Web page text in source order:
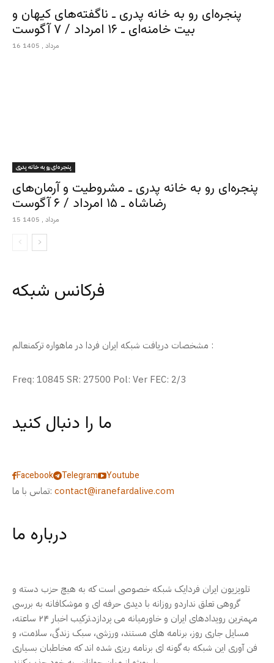
پنجره‌ای رو به خانه پدری ـ ناگفته‌های کیهان و
بیت خامنه‌ای ـ ۱۶ امرداد / ۷ آگوست
16 مرداد , 1405
پنجره‌ای رو به خانه پدری
پنجره‌ای رو به خانه پدری ـ مشروطیت و آرمان‌های
رضاشاه ـ ۱۵ امرداد / ۶ آگوست
15 مرداد , 1405
فرکانس شبکه
مشخصات دریافت شبکه ایران فردا در ماهواره ترکمنعالم :
Freq: 10845 SR: 27500 Pol: Ver FEC: 2/3
ما را دنبال کنید
Facebook Telegram
Youtube
تماس با ما: contact@iranefardalive.com
درباره ما
تلویزیون ایران فردایک شبکه خصوصی است که به هیچ حزب دسته و
گروهی تعلق نداردو روزانه با دیدی حرفه ای و موشکافانه به بررسی
مهمترین رویدادهای ایران و خاورمیانه می پردازد.ترکیب اخبار ۲۴ ساعته،
مسایل جاری روز، برنامه های مستند، ورزشی، سبک زندگی، سلامت، و
فن آوری این شبکه به گونه ای برنامه ریزی شده اند که مخاطبان بسیاری